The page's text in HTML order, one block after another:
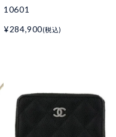
10601
¥284,900(税込)